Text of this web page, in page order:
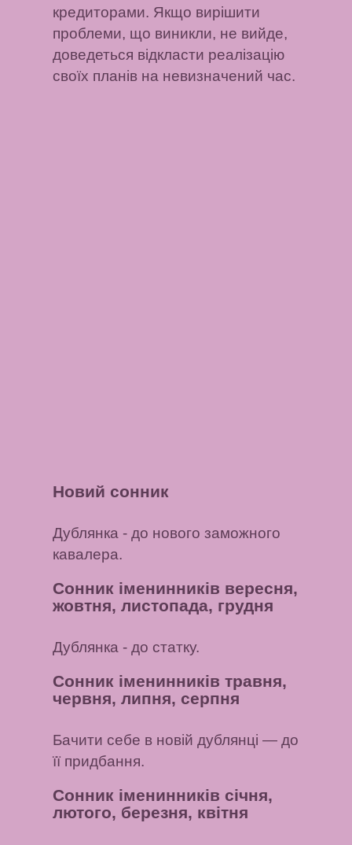
кредиторами. Якщо вирішити
проблеми, що виникли, не вийде,
доведеться відкласти реалізацію
своїх планів на невизначений час.
Новий сонник
Дублянка - до нового заможного
кавалера.
Сонник іменинників вересня,
жовтня, листопада, грудня
Дублянка - до статку.
Сонник іменинників травня,
червня, липня, серпня
Бачити себе в новій дублянці — до
її придбання.
Сонник іменинників січня,
лютого, березня, квітня